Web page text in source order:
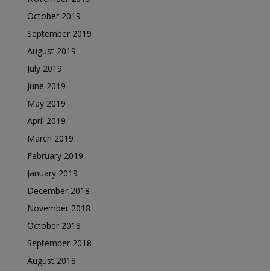
October 2019
September 2019
August 2019
July 2019
June 2019
May 2019
April 2019
March 2019
February 2019
January 2019
December 2018
November 2018
October 2018
September 2018
August 2018